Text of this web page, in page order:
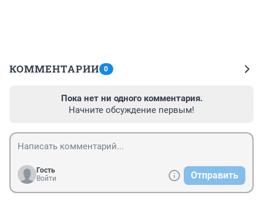
КОММЕНТАРИИ 0
Пока нет ни одного комментария.
Начните обсуждение первым!
Гость
Войти
Отправить